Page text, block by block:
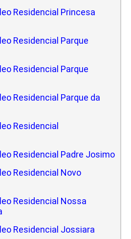
Residencial Princesa
Residencial Parque
Residencial Parque
Residencial Parque da
Residencial
Residencial Padre Josimo
Residencial Novo
Residencial Nossa
Residencial Jossiara